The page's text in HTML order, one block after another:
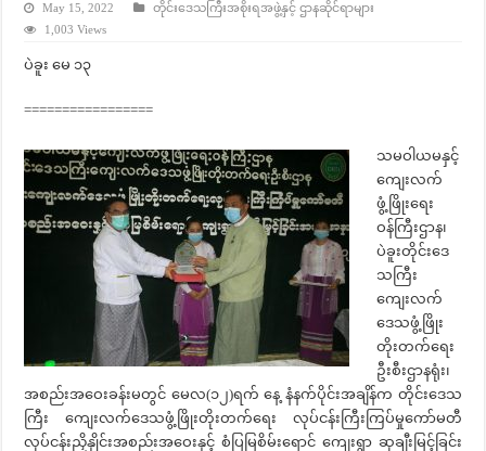
May 15, 2022
တိုင်းဒေသကြီးအစိုးရအဖွဲ့နှင့် ဌာနဆိုင်ရာများ
1,003 Views
ပဲခူး မေ ၁၃
=================
သမဝါယမနှင့်
ကျေးလက်
ဖွံ့ဖြိုးရေး
ဝန်ကြီးဌာန၊
ပဲခူးတိုင်း‌ဒေ
သကြီး
ကျေးလက်
ဒေသဖွံ့ဖြိုး
တိုးတက်ရေး
ဦးစီးဌာနရုံး၊
အစည်းအဝေးခန်းမတွင် မေလ(၁၂)ရက် နေ့ နံနက်ပိုင်းအချိန်က တိုင်းဒေသ
ကြီး ကျေးလက်ဒေသဖွံ့ဖြိုးတိုးတက်ရေး လုပ်ငန်းကြီးကြပ်မှုကော်မတီ
လုပ်ငန်းညှိနှိုင်းအစည်းအဝေးနှင့် စံပြမြစိမ်းရောင် ကျေးရွာ ဆုချီးမြင့်ခြင်း